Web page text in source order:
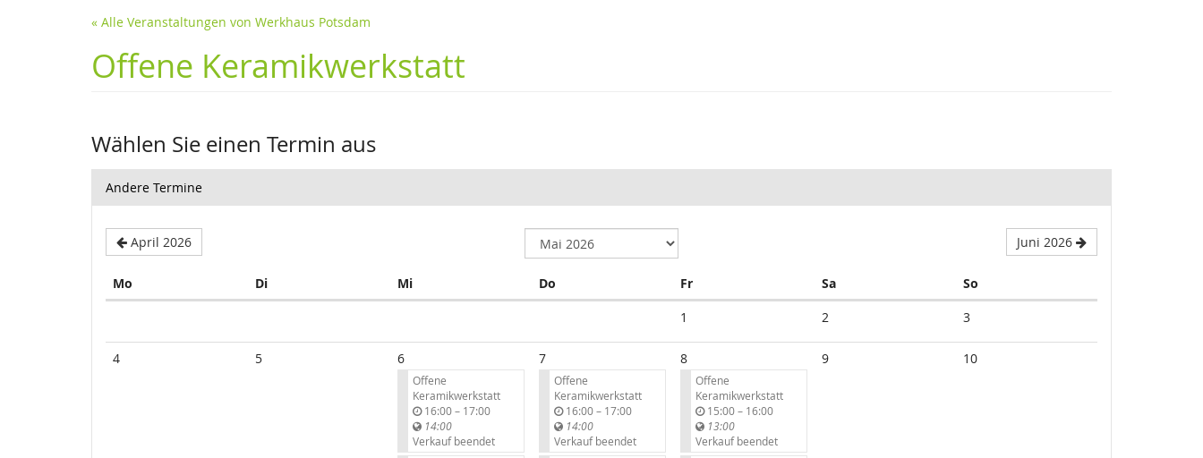
« Alle Veranstaltungen von Werkhaus Potsdam
Offene Keramikwerkstatt
Wählen Sie einen Termin aus
Andere Termine
April 2026 Juni 2026
Mo DiDienstag MiMittwoch Do FrFreitag SaSamstag So
1 2 3
4 5 6
Offene
Keramikwerkstatt
16:00–b
s
17:00
14:00
Verkauf beendet
7
Offene
Keramikwerkstatt
16:00–b
s
17:00
14:00
Verkauf beendet
8
Offene
Keramikwerkstatt
15:00–b
s
16:00
13:00
Verkauf beendet
9 10